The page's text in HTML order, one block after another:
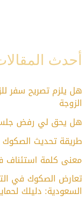
أحدث
هل يلزم تصريح سفر
الزوجة
هل يحق لي رفض
طريقة تحديث
معنى كلمة استئناف
تعارض الصكوك في
السعودية: دليلك